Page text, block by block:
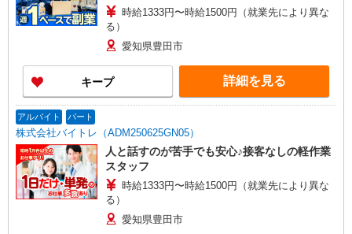
時給1333円〜時給1500円（就業先により異な
る）
愛知県豊田市
キープ 詳細を見る
アルバイト パート
株式会社バイトレ（ADM250625GN05）
人と話すのが苦手でも安心♪接客なしの軽作業
スタッフ
時給1333円〜時給1500円（就業先により異な
る）
愛知県豊田市